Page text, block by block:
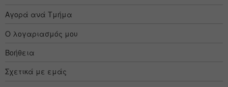
Αγορά ανά Τμήμα
Ο λογαριασμός μου
Βοήθεια
Σχετικά με εμάς